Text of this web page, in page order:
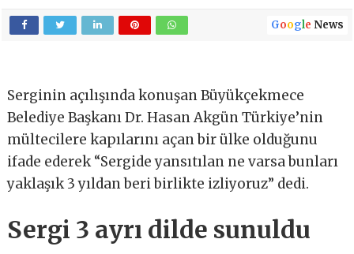
Google News
Serginin açılışında konuşan Büyükçekmece
Belediye Başkanı Dr. Hasan Akgün Türkiye’nin
mültecilere kapılarını açan bir ülke olduğunu
ifade ederek “Sergide yansıtılan ne varsa bunları
yaklaşık 3 yıldan beri birlikte izliyoruz” dedi.
Sergi 3 ayrı dilde sunuldu